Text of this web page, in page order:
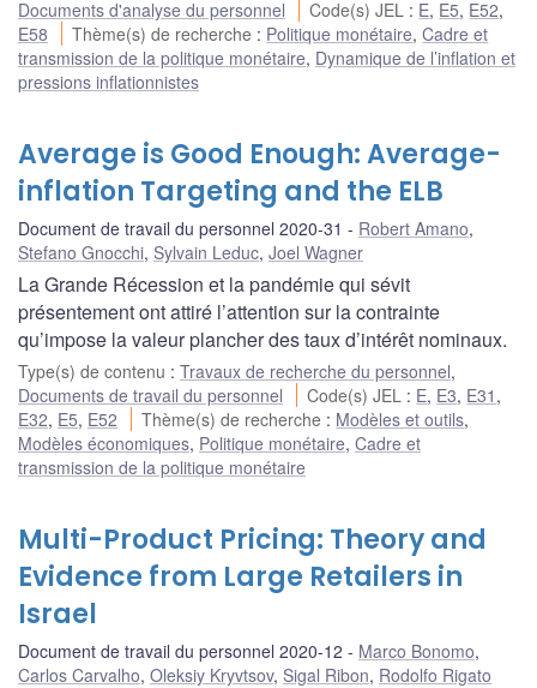
Documents d'analyse du personnel
Code(s) JEL : E, E5, E52,
E58
Thème(s) de recherche : Politique monétaire,Cadre et
transmission de la politique monétaire, Dynamique de l’inflation et
pressions inflationnistes
Average is Good Enough: Average-
inflation Targeting and the ELB
Document de travail du personnel 2020-31 Robert Amano,
Stefano Gnocchi, Sylvain Leduc, Joel Wagner
La Grande Récession et la pandémie qui sévit
présentement ont attiré l’attention sur la contrainte
qu’impose la valeur plancher des taux d’intérêt nominaux.
Type(s) de contenu : Travaux de recherche du personnel,
Documents de travail du personnel
Code(s) JEL : E, E3, E31 ,
E32, E5, E52 Thème(s) de recherche : Modèles et outils,
Modèles économiques, Politique monétaire, Cadre et
transmission de la politique monétaire
Multi-Product Pricing: Theory and
Evidence from Large Retailers in
Israel
Document de travail du personnel 2020-12 Marco Bonomo,
Carlos Carvalho, Oleksiy Kryvtsov, Sigal Ribon, Rodolfo Rigato